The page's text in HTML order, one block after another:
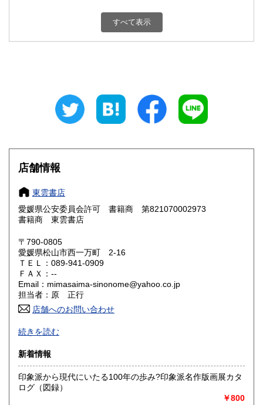
600円 富山県
600円 三重県
大阪府
奈良県
鳥取県 600円 島根県
岡山県
山口県 600円
香川県 愛媛県
高知県 600円
佐賀県
熊本県 600円 大分県 600円
宮崎県
すべて表示
店舗情報
東雲書店
愛媛県公安委員会許可 書籍商 第821070002973
書籍商 東雲書店
〒790-0805
愛媛県松山市西一万町 2-16
ＴＥＬ：089-941-0909
ＦＡＸ：--
Email：mimasaima-sinonome@yahoo.co.jp
担当者：原 正行
店舗へのお問い合わせ
-
沿線名：-
最寄駅：-
営業時間：営業日及び営業時間は不定期です。本をお譲り頂
ける場合やその他ご照会などがございましたら、メールでご
連絡願います mimasaima-sinonome@yahoo.co.jp
続きを読む
新着情報
印象派から現代にいたる100年の歩み?印象派名作版画展カタ
ログ（図録）
￥800